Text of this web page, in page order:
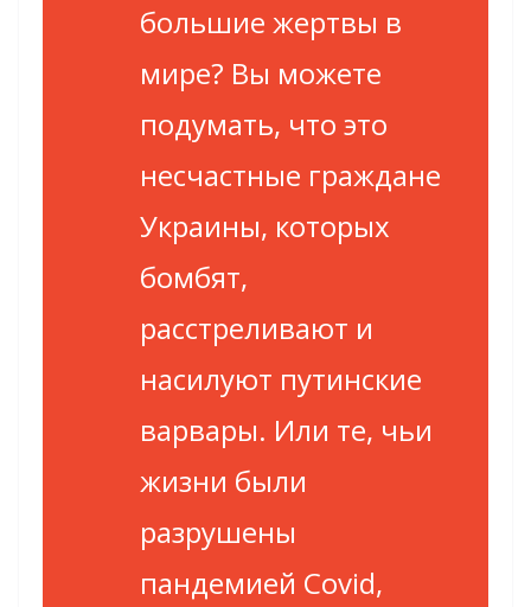
большие жертвы в
мире? Вы можете
подумать, что это
несчастные граждане
Украины, которых
бомбят,
расстреливают и
насилуют путинские
варвары. Или те, чьи
жизни были
разрушены
пандемией Covid,